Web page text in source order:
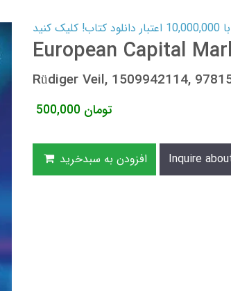
European Capital
Rüdiger Veil, 1509942114,
500,000 تومان
افزودن به سبدخرید Inquire